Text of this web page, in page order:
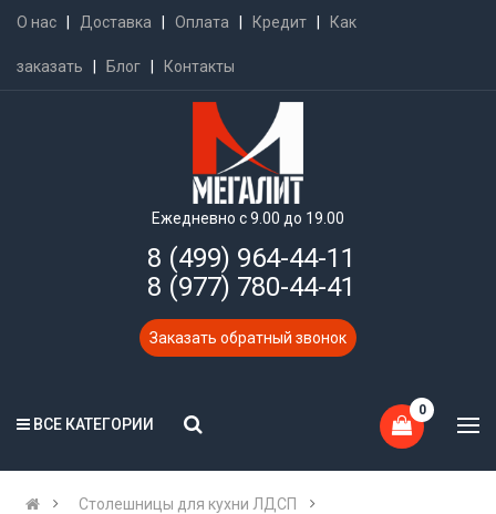
О нас Доставка Оплата Кредит Как
заказать Блог Контакты
Ежедневно с 9.00 до 19.00
8 (499) 964-44-11
8 (977) 780-44-41
Заказать обратный звонок
ВСЕ КАТЕГОРИИ
0
Cтолешницы для кухни ЛДСП